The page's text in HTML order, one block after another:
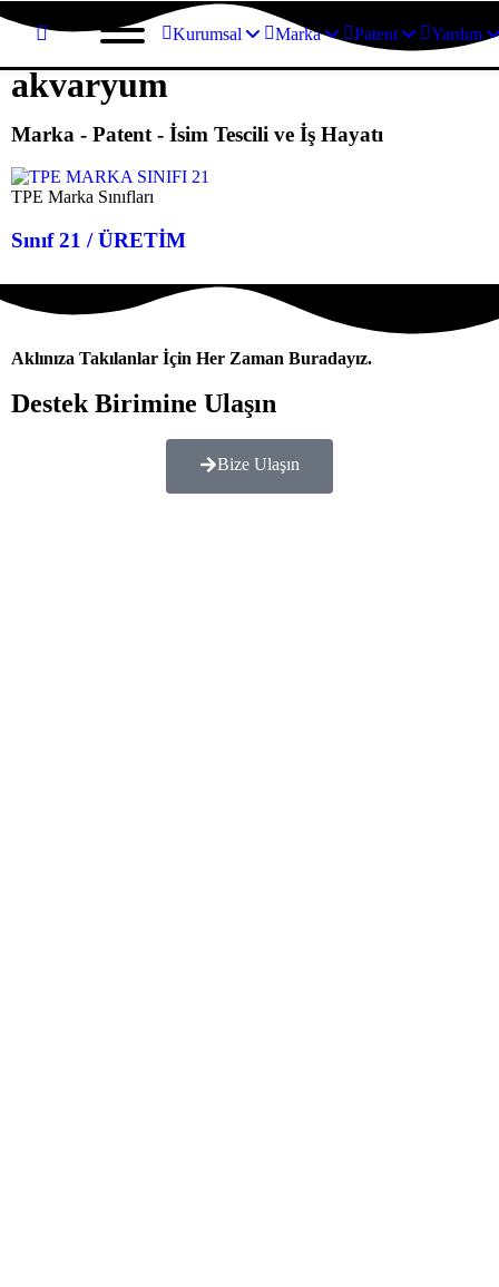
Kurumsal Marka Patent Yardım
akvaryum
Marka - Patent - İsim Tescili ve İş Hayatı
TPE Marka Sınıfları
Sınıf 21 / ÜRETİM
Aklınıza Takılanlar İçin Her Zaman Buradayız.
Destek Birimine Ulaşın
Bize Ulaşın